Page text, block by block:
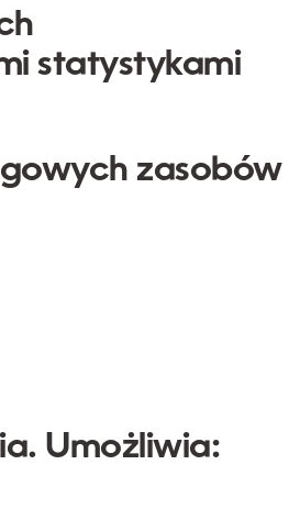
statystykami
zasobów
Umożliwia: